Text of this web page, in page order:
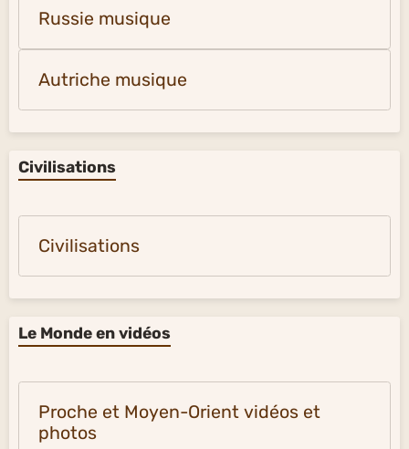
Russie musique
Autriche musique
Civilisations
Civilisations
Le Monde en vidéos
Proche et Moyen-Orient vidéos et
photos